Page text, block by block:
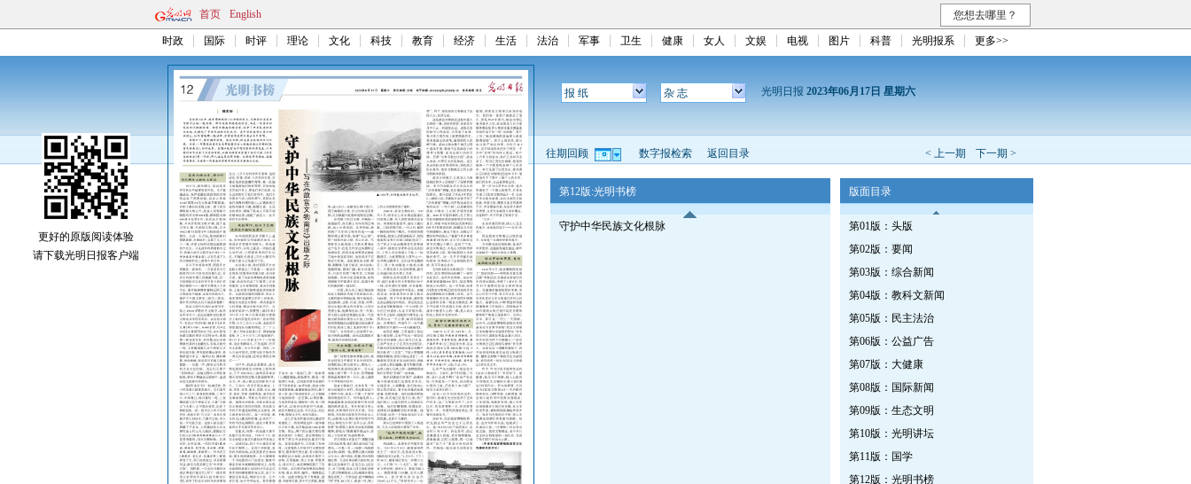
首页 English 您想去哪里？
时政 国际 时评 理论 文化 科技 教育 经济 生活 法治 军事 卫生 健康 女人 文娱 电视 图片 科普 光明报系 更多>>
报 纸 杂 志 光明日报 2023年06月17日 星期六
< 上一期 下一期 >
往期回顾 数字报检索 返回目录
第12版:光明书榜
守护中华民族文化根脉
版面目录
第01版：头版
第02版：要闻
第03版：综合新闻
第04版：教科文新闻
第05版：民主法治
第06版：公益广告
第07版：大健康
第08版：国际新闻
第09版：生态文明
第10版：光明讲坛
第11版：国学
第12版：光明书榜
更好的原版阅读体验
请下载光明日报客户端